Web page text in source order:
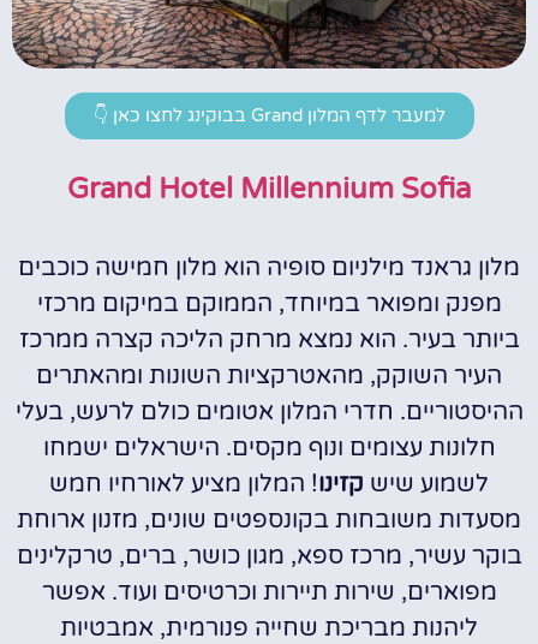
Grand Hotel Millennium Sofia
מלון גראנד מילניום סופיה הוא מלון חמישה כוכבים
מפנק ומפואר במיוחד, הממוקם במיקום מרכזי
ביותר בעיר. הוא נמצא מרחק הליכה קצרה ממרכז
העיר השוקק, מהאטרקציות השונות ומהאתרים
ההיסטוריים. חדרי המלון אטומים כולם לרעש, בעלי
חלונות עצומים ונוף מקסים. הישראלים ישמחו
לשמוע שיש קזינו! המלון מציע לאורחיו חמש
מסעדות משובחות בקונספטים שונים, מזנון ארוחת
בוקר עשיר, מרכז ספא, מגון כושר, ברים, טרקלינים
מפוארים, שירות תיירות וכרטיסים ועוד. אפשר
ליהנות מבריכת שחייה פנורמית, אמבטיות
למעבר לדף המלון Grand בבוקינג לחצו כאן 👇